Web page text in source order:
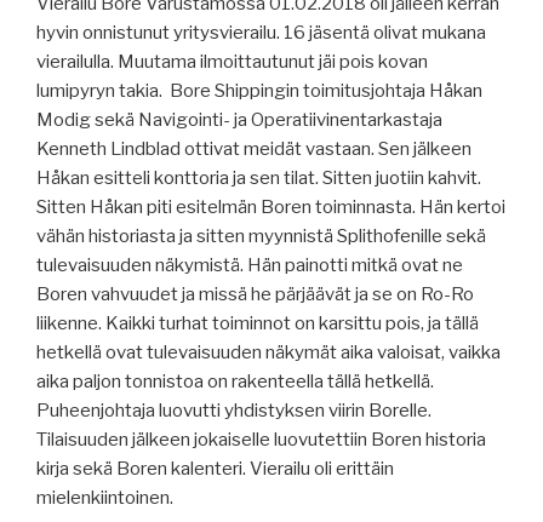
hyvin onnistunut yritysvierailu. 16 jäsentä olivat mukana
vierailulla. Muutama ilmoittautunut jäi pois kovan
lumipyryn takia. Bore Shippingin toimitusjohtaja Håkan
Modig sekä Navigointi- ja Operatiivinentarkastaja
Kenneth Lindblad ottivat meidät vastaan. Sen jälkeen
Håkan esitteli konttoria ja sen tilat. Sitten juotiin kahvit.
Sitten Håkan piti esitelmän Boren toiminnasta. Hän kertoi
vähän historiasta ja sitten myynnistä Splithofenille sekä
tulevaisuuden näkymistä. Hän painotti mitkä ovat ne
Boren vahvuudet ja missä he pärjäävät ja se on Ro-Ro
liikenne. Kaikki turhat toiminnot on karsittu pois, ja tällä
hetkellä ovat tulevaisuuden näkymät aika valoisat, vaikka
aika paljon tonnistoa on rakenteella tällä hetkellä.
Puheenjohtaja luovutti yhdistyksen viirin Borelle.
Tilaisuuden jälkeen jokaiselle luovutettiin Boren historia
kirja sekä Boren kalenteri. Vierailu oli erittäin
mielenkiintoinen.